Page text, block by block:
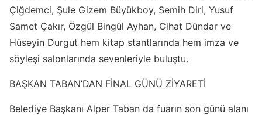
Çiğdemci, Şule Gizem Büyükboy, Semih Diri, Yusuf
Samet Çakır, Özgül Bingül Ayhan, Cihat Dündar ve
Hüseyin Durgut hem kitap stantlarında hem imza ve
söyleşi salonlarında sevenleriyle buluştu.
BAŞKAN TABAN’DAN FİNAL GÜNÜ ZİYARETİ
Belediye Başkanı Alper Taban da fuarın son günü alanı